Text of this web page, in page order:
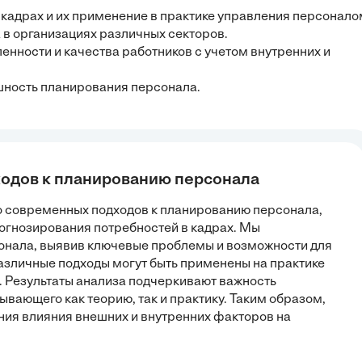
и их применение в практике управления
организациях различных секторов.
и качества работников с учетом внутренних и
планирования персонала.
к планированию персонала
современных подходов к планированию персонала,
потребностей в кадрах. Мы
выявив ключевые проблемы и возможности для
подходы могут быть применены на практике
анализа подчеркивают важность
как теорию, так и практику. Таким образом,
влияния внешних и внутренних факторов на